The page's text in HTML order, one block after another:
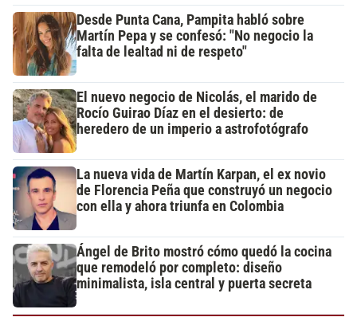
Desde Punta Cana, Pampita habló sobre
Martín Pepa y se confesó: "No negocio la
falta de lealtad ni de respeto"
El nuevo negocio de Nicolás, el marido de
Rocío Guirao Díaz en el desierto: de
heredero de un imperio a astrofotógrafo
La nueva vida de Martín Karpan, el ex novio
de Florencia Peña que construyó un negocio
con ella y ahora triunfa en Colombia
Ángel de Brito mostró cómo quedó la cocina
que remodeló por completo: diseño
minimalista, isla central y puerta secreta